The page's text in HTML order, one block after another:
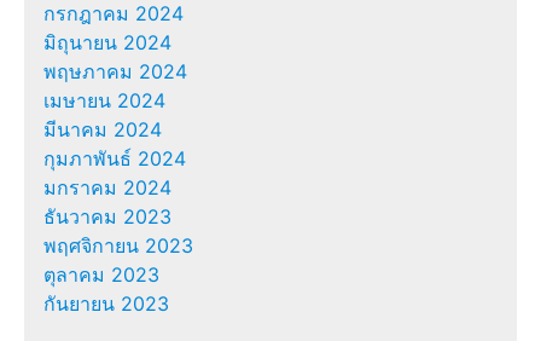
กรกฎาคม 2024
มิถุนายน 2024
พฤษภาคม 2024
เมษายน 2024
มีนาคม 2024
กุมภาพันธ์ 2024
มกราคม 2024
ธันวาคม 2023
พฤศจิกายน 2023
ตุลาคม 2023
กันยายน 2023